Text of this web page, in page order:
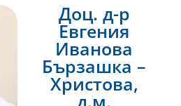
Доц. д-р
Евгения
Иванова
Бързашка –
Христова,
д.м.